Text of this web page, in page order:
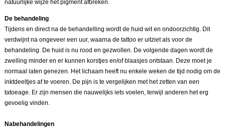
natuurlijke wijze het pigment afbreken.
De behandeling
Tijdens en direct na de behandelling wordt de huid wit en ondoorzichtig. Dit
verdwijnt na ongeveer een uur, waarna de tattoo er uitziet als voor de
behandeling. De huid is nu rood en gezwollen. De volgende dagen wordt de
zwelling minder en er kunnen korstjes en/of blaasjes ontstaan. Deze moet je
normaal laten genezen. Het lichaam heeft nu enkele weken de tijd nodig om de
inktdeeltjes af te voeren. De pijn is te vergelijken met het zetten van een
tatoeage. Er zijn mensen die nauwelijks iets voelen, terwijl anderen het erg
gevoelig vinden.
Nabehandelingen